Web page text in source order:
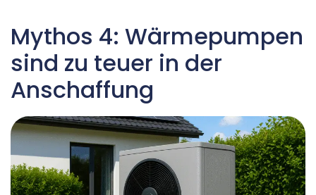
Mythos 4: Wärmepumpen
sind zu teuer in der
Anschaffung